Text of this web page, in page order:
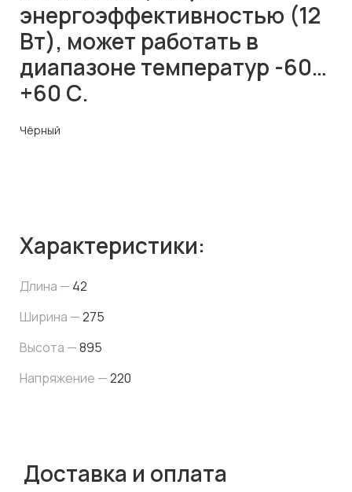
энергоэффективностью (12
Вт), может работать в
диапазоне температур -60…
+60 С.
Чёрный
Характеристики:
Длина — 42
Ширина —275
Высота —895
Напряжение —220
Доставка и оплата